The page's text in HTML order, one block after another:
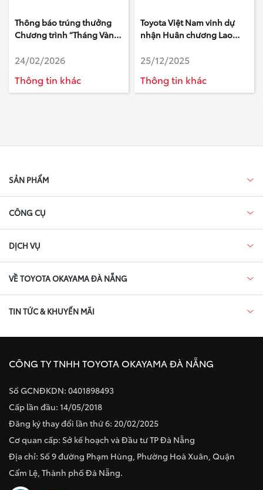
Thông báo trúng thưởng
Chương trình “Tháng Vàng
24/02/2026
Thông tin khác
Toyota Việt Nam vinh dự
nhận Huân chương Lao
25/12/2025
Thông tin khác
SẢN PHẨM
CÔNG CỤ
DỊCH VỤ
VỀ TOYOTA OKAYAMA ĐÀ NẴNG
TIN TỨC & KHUYẾN MÃI
CÔNG TY TNHH TOYOTA OKAYAMA ĐÀ NẴNG
Số GCNĐKDN: 0401898493
Cấp lần đầu: 14/05/2018
Đăng ký thay đổi lần thứ 6: 20/02/2025
Cơ quan cấp: Sở kế hoạch và Đầu tư TP Đà Nẵng
Địa chỉ: Số 9 đường Phạm Hùng, Phường Hoà Xuân, Quận
Cẩm Lệ, Thành phố Đà Nẵng.